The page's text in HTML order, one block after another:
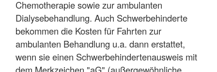
Chemotherapie sowie zur ambulanten
Dialysebehandlung. Auch Schwerbehinderte
bekommen die Kosten für Fahrten zur
ambulanten Behandlung u.a. dann erstattet,
wenn sie einen Schwerbehindertenausweis mit